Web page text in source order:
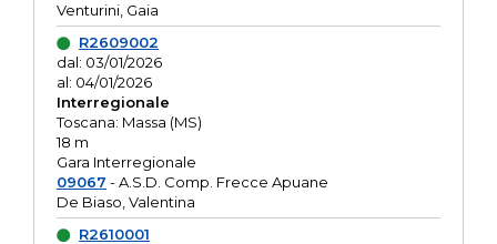
Venturini, Gaia
R2609002
dal: 03/01/2026
al: 04/01/2026
Interregionale
Toscana: Massa (MS)
18 m
Gara Interregionale
09067 - A.S.D. Comp. Frecce Apuane
De Biaso, Valentina
R2610001